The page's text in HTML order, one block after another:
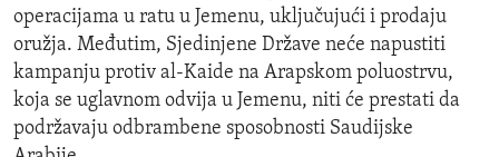
operacijama u ratu u Jemenu, uključujući i prodaju
oružja. Međutim, Sjedinjene Države neće napustiti
kampanju protiv al-Kaide na Arapskom poluostrvu,
koja se uglavnom odvija u Jemenu, niti će prestati da
podržavaju odbrambene sposobnosti Saudijske